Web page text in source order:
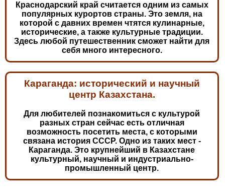
Краснодарский край считается одним из самых
популярных курортов страны. Это земля, на
которой с давних времен чтятся кулинарные,
исторические, а также культурные традиции.
Здесь любой путешественник сможет найти для
себя много интересного.
Караганда: исторический и научный
центр Казахстана.
Для любителей познакомиться с культурой
разных стран сейчас есть отличная
возможность посетить места, с которыми
связана история СССР. Одно из таких мест -
Караганда. Это крупнейший в Казахстане
культурный, научный и индустриально-
промышленный центр.